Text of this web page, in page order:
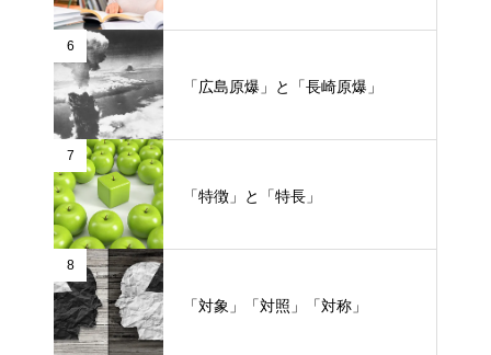
6
「広島原爆」と「長崎原爆」
7
「特徴」と「特長」
8
「対象」「対照」「対称」